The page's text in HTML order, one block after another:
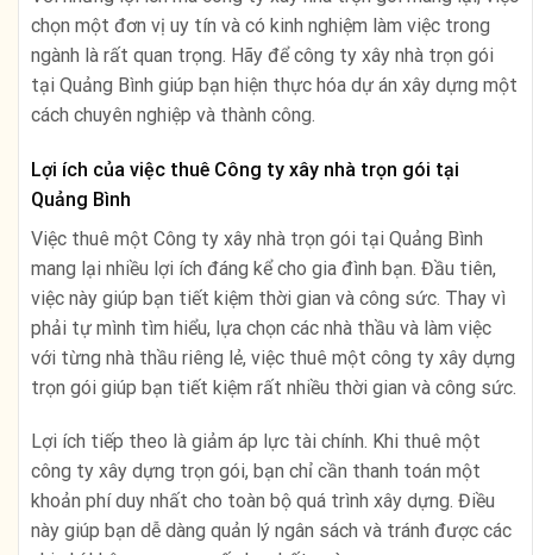
chọn một đơn vị uy tín và có kinh nghiệm làm việc trong
ngành là rất quan trọng. Hãy để công ty xây nhà trọn gói
tại Quảng Bình giúp bạn hiện thực hóa dự án xây dựng một
cách chuyên nghiệp và thành công.
Lợi ích của việc thuê Công ty xây nhà trọn gói tại
Quảng Bình
Việc thuê một Công ty xây nhà trọn gói tại Quảng Bình
mang lại nhiều lợi ích đáng kể cho gia đình bạn. Đầu tiên,
việc này giúp bạn tiết kiệm thời gian và công sức. Thay vì
phải tự mình tìm hiểu, lựa chọn các nhà thầu và làm việc
với từng nhà thầu riêng lẻ, việc thuê một công ty xây dựng
trọn gói giúp bạn tiết kiệm rất nhiều thời gian và công sức.
Lợi ích tiếp theo là giảm áp lực tài chính. Khi thuê một
công ty xây dựng trọn gói, bạn chỉ cần thanh toán một
khoản phí duy nhất cho toàn bộ quá trình xây dựng. Điều
này giúp bạn dễ dàng quản lý ngân sách và tránh được các